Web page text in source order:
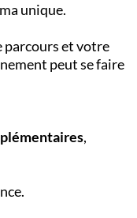
unique.
et votre
peut se faire
,